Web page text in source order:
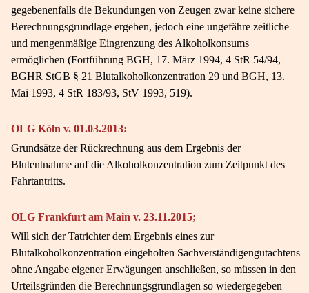
gegebenenfalls die Bekundungen von Zeugen zwar keine sichere
Berechnungsgrundlage ergeben, jedoch eine ungefähre zeitliche
und mengenmäßige Eingrenzung des Alkoholkonsums
ermöglichen (Fortführung BGH, 17. März 1994, 4 StR 54/94,
BGHR StGB § 21 Blutalkoholkonzentration 29 und BGH, 13.
Mai 1993, 4 StR 183/93, StV 1993, 519).
OLG Köln v. 01.03.2013:
Grundsätze der Rückrechnung aus dem Ergebnis der
Blutentnahme auf die Alkoholkonzentration zum Zeitpunkt des
Fahrtantritts.
OLG Frankfurt am Main v. 23.11.2015;
Will sich der Tatrichter dem Ergebnis eines zur
Blutalkoholkonzentration eingeholten Sachverständigengutachtens
ohne Angabe eigener Erwägungen anschließen, so müssen in den
Urteilsgründen die Berechnungsgrundlagen so wiedergegeben